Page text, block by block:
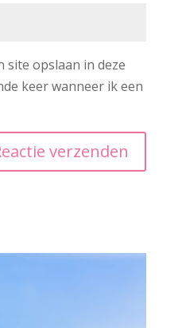
site opslaan in deze
keer wanneer ik een